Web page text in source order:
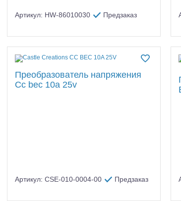
Артикул: HW-86010030 Предзаказ
Преобразователь напряжения
Cc bec 10a 25v
Артикул: CSE-010-0004-00 Предзаказ